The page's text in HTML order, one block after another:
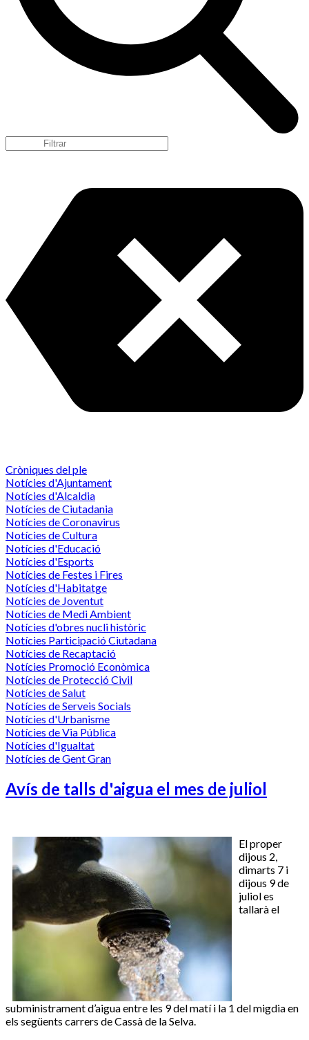
Cròniques del ple
Notícies d'Ajuntament
Notícies d'Alcaldia
Notícies de Ciutadania
Notícies de Coronavirus
Notícies de Cultura
Notícies d'Educació
Notícies d'Esports
Notícies de Festes i Fires
Notícies d'Habitatge
Notícies de Joventut
Notícies de Medi Ambient
Notícies d'obres nucli històric
Notícies Participació Ciutadana
Notícies de Recaptació
Notícies Promoció Econòmica
Notícies de Protecció Civil
Notícies de Salut
Notícies de Serveis Socials
Notícies d'Urbanisme
Notícies de Via Pública
Notícies d'Igualtat
Notícies de Gent Gran
Avís de talls d'aigua el mes de juliol
El proper
dijous 2,
dimarts 7 i
dijous 9 de
juliol es
tallarà el
subministrament d’aigua entre les 9 del matí i la 1 del migdia en
els següents carrers de Cassà de la Selva.